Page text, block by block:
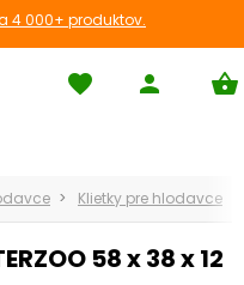
4 000+ produktov.
favorite person shopping_basket
Klietky pre hlodavce
58 x 38 x 12